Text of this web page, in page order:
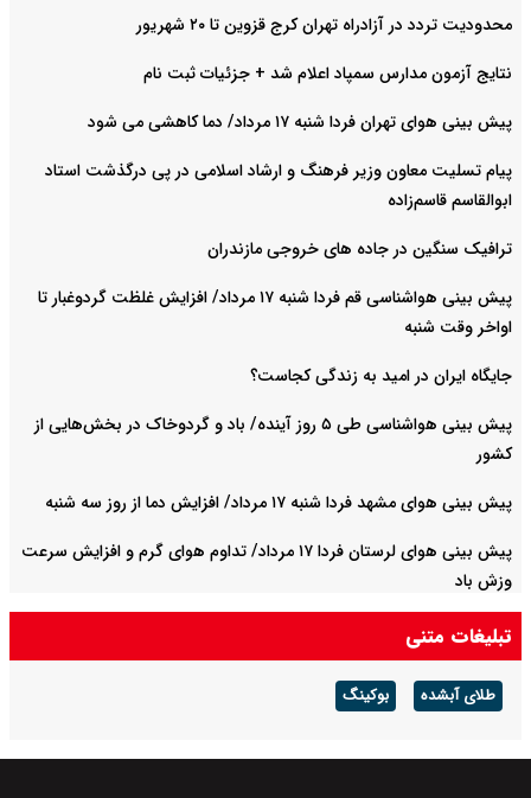
محدودیت تردد در آزادراه تهران کرج قزوین تا ۲۰ شهریور
نتایج آزمون مدارس سمپاد اعلام شد + جزئیات ثبت نام
پیش بینی هوای تهران فردا شنبه ۱۷ مرداد/ دما کاهشی می شود
پیام تسلیت معاون وزیر فرهنگ و ارشاد اسلامی در پی درگذشت استاد
ابوالقاسم قاسم‌زاده
ترافیک سنگین در جاده های خروجی مازندران
پیش بینی هواشناسی قم فردا شنبه ۱۷ مرداد/ افزایش غلظت گردوغبار تا
اواخر وقت شنبه
جایگاه ایران در امید به زندگی کجاست؟
پیش بینی هواشناسی طی ۵ روز آینده/ باد و گردوخاک در بخش‌هایی از
کشور
پیش بینی هوای مشهد فردا شنبه ۱۷ مرداد/ افزایش دما از روز سه شنبه
پیش بینی هوای لرستان فردا ۱۷ مرداد/ تداوم هوای گرم و افزایش سرعت
وزش باد
تبلیغات متنی
طلای آبشده بوکینگ